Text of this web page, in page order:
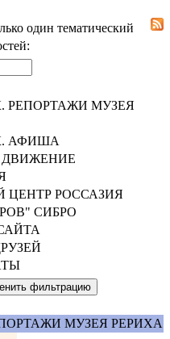
один тематический
РЕПОРТАЖИ МУЗЕЯ
АФИША
ДВИЖЕНИЕ
ЦЕНТР РОССАЗИЯ
СИБРО
МУЗЕЯ РЕРИХА